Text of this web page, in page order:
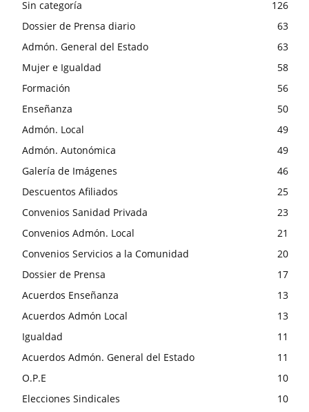
Sin categoría
126
Dossier de Prensa diario
63
Admón. General del Estado
63
Mujer e Igualdad
58
Formación
56
Enseñanza
50
Admón. Local
49
Admón. Autonómica
49
Galería de Imágenes
46
Descuentos Afiliados
25
Convenios Sanidad Privada
23
Convenios Admón. Local
21
Convenios Servicios a la Comunidad
20
Dossier de Prensa
17
Acuerdos Enseñanza
13
Acuerdos Admón Local
13
Igualdad
11
Acuerdos Admón. General del Estado
11
O.P.E
10
Elecciones Sindicales
10